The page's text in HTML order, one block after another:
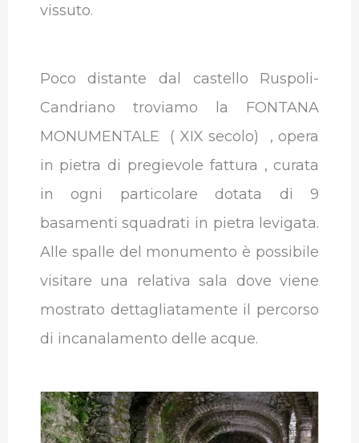
vissuto.
Poco distante dal castello Ruspoli-
Candriano troviamo la FONTANA
MONUMENTALE ( XIX secolo) , opera
in pietra di pregievole fattura , curata
in ogni particolare dotata di 9
basamenti squadrati in pietra levigata.
Alle spalle del monumento è possibile
visitare una relativa sala dove viene
mostrato dettagliatamente il percorso
di incanalamento delle acque.